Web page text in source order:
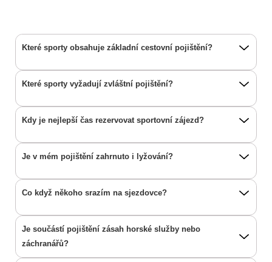
Které sporty obsahuje základní cestovní pojištění?
Které sporty vyžadují zvláštní pojištění?
Kdy je nejlepší čas rezervovat sportovní zájezd?
Je v mém pojištění zahrnuto i lyžování?
Co když někoho srazím na sjezdovce?
Je součástí pojištění zásah horské služby nebo
záchranářů?